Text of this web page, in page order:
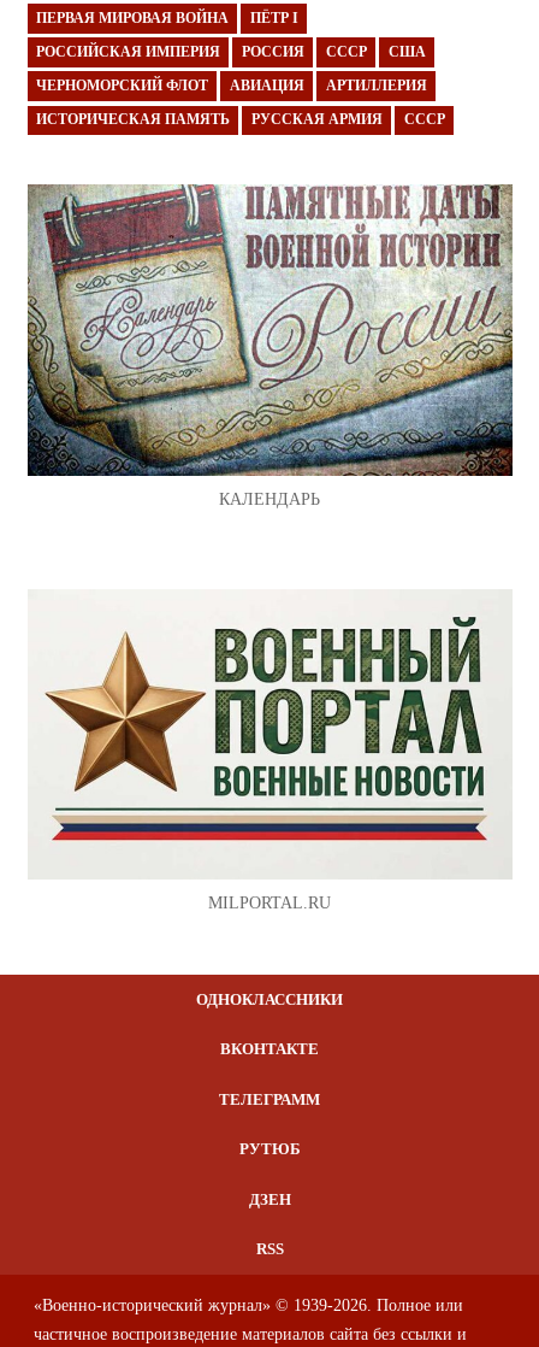
ПЕРВАЯ МИРОВАЯ ВОЙНА ПЁТР I
РОССИЙСКАЯ ИМПЕРИЯ РОССИЯ СССР США
ЧЕРНОМОРСКИЙ ФЛОТ АВИАЦИЯ АРТИЛЛЕРИЯ
ИСТОРИЧЕСКАЯ ПАМЯТЬ РУССКАЯ АРМИЯ СССР
КАЛЕНДАРЬ
MILPORTAL.RU
ОДНОКЛАССНИКИ
ВКОНТАКТЕ
ТЕЛЕГРАММ
РУТЮБ
ДЗЕН
RSS
«Военно-исторический журнал» © 1939-2026. Полное или
частичное воспроизведение материалов сайта без ссылки и